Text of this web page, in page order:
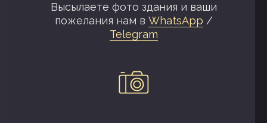
Высылаете фото здания и ваши
пожелания нам в WhatsApp /
Telegram